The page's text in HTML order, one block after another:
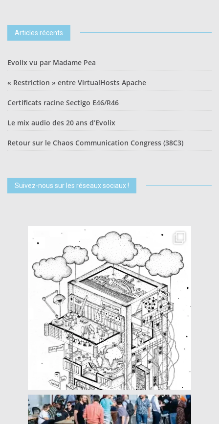
Articles récents
Evolix vu par Madame Pea
« Restriction » entre VirtualHosts Apache
Certificats racine Sectigo E46/R46
Le mix audio des 20 ans d’Evolix
Retour sur le Chaos Communication Congress (38C3)
Suivez-nous sur les réseaux sociaux !